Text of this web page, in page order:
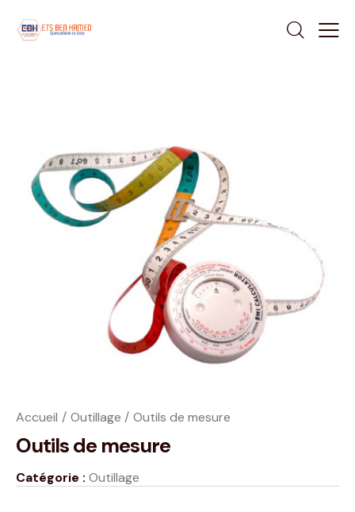
Accueil Outillage Outils de mesure
Outils de mesure
Catégorie : Outillage